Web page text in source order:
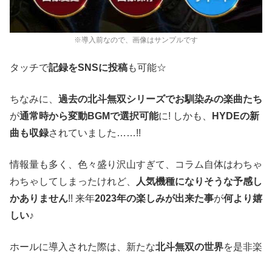
※導入前なので、画像はサンプルです
タッチで記録をSNSに投稿も可能☆
ちなみに、 過去の北斗無双シリーズでお馴染みの楽曲たち
が通常時から変動BGMで選択可能に! しかも、
HYDEの新
曲も収録されていました……!!
情報量も多く、色々盛り沢山すぎて、コラム自体はわちゃ
わちゃしてしまったけれど、
人気機種になりそうな予感し
かありません!! 来年2023年の楽しみが出来た事が何より嬉
しい♪
ホールに導入された際は、新たな北斗無双の世界を是非楽